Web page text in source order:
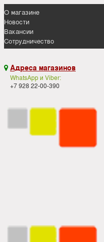
О магазине
Новости
Вакансии
Сотрудничество
 Адреса магазинов
WhatsApp и Viber:
+7 928 22-00-390